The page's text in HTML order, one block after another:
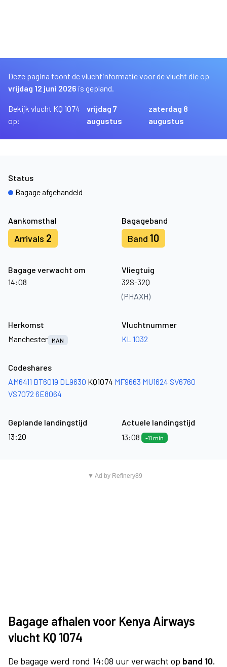
Deze pagina toont de vluchtinformatie voor de vlucht die op
vrijdag 12 juni 2026 is gepland.
Bekijk vlucht KQ 1074
op:
vrijdag 7
augustus
zaterdag 8
augustus
Aankomsthal
Arrivals 2
Bagageband
Band 10
Bagage verwacht om
14:08
Vliegtuig
32S-32Q
(PHAXH)
Status
Bagage afgehandeld
Herkomst
Manchester MAN
Vluchtnummer
KL 1032
Codeshares
AM6411 BT6019 DL9630 KQ1074 MF9663 MU1624 SV6760
VS7072 6E8064
Geplande landingstijd
13:20
Actuele landingstijd
13:08
-11 min
▼ Ad by Refinery89
Bagage afhalen voor Kenya Airways
vlucht KQ 1074
De bagage werd rond 14:08 uur verwacht op band 10.